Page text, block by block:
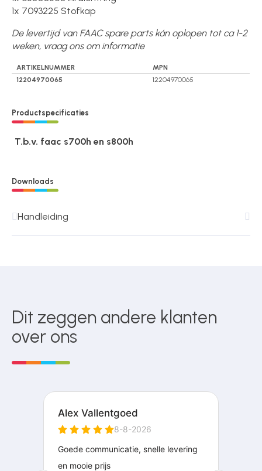
1x 7093225 Stofkap
De levertijd van FAAC spare parts kán oplopen tot ca 1-2
weken, vraag ons om informatie
ARTIKELNUMMER
MPN
12204970065
12204970065
Productspecificaties
T.b.v. faac s700h en s800h
Downloads
Handleiding
Dit zeggen andere klanten
over ons